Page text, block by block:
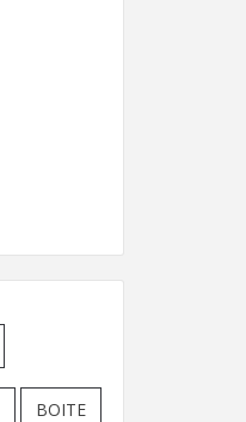
BOITE